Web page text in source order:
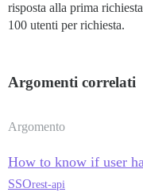
risposta alla prima
100 utenti per richiesta.
Argomenti correlati
Argomento
How to know if user
SSOrest-api